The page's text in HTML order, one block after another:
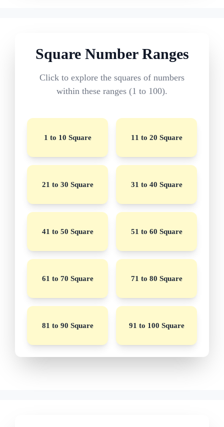
Square Number Ranges
Click to explore the squares of numbers
within these ranges (1 to 100).
1 to 10 Square 11 to 20 Square
21 to 30 Square 31 to 40 Square
41 to 50 Square 51 to 60 Square
61 to 70 Square 71 to 80 Square
81 to 90 Square 91 to 100 Square